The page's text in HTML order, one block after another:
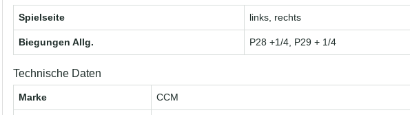
Spielseite links, rechts
Biegungen Allg. P28 +1/4, P29 + 1/4
Technische Daten
Marke CCM